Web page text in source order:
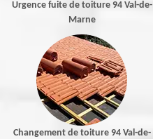
Urgence fuite de toiture 94 Val-de-
Marne
Changement de toiture 94 Val-de-